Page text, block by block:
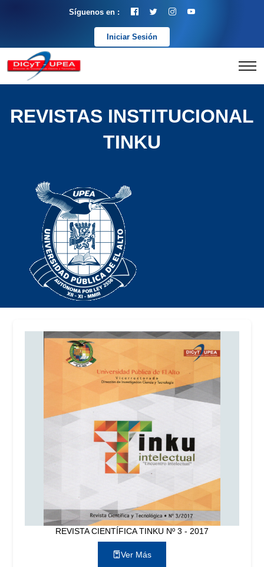
Síguenos en :
Iniciar Sesión
REVISTAS INSTITUCIONAL
TINKU
REVISTA CIENTÍFICA TINKU Nº 3 - 2017
Ver Más